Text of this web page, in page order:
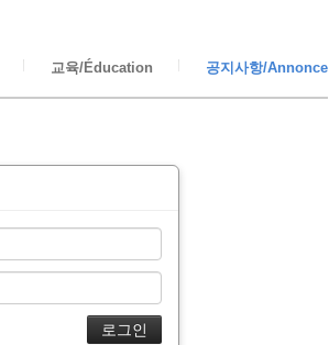
교육/Éducation 공지사항/Annonce